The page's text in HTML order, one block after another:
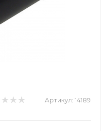
Артикул: 14189